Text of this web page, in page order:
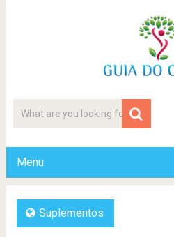
Menu
Suplementos